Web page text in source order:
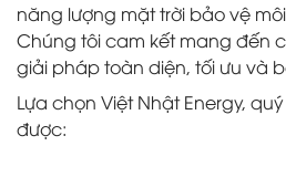
năng lượng mặt trời bảo vệ
Chúng tôi cam kết mang đến
giải pháp toàn diện, tối ưu và
Lựa chọn Việt Nhật Energy,
được: